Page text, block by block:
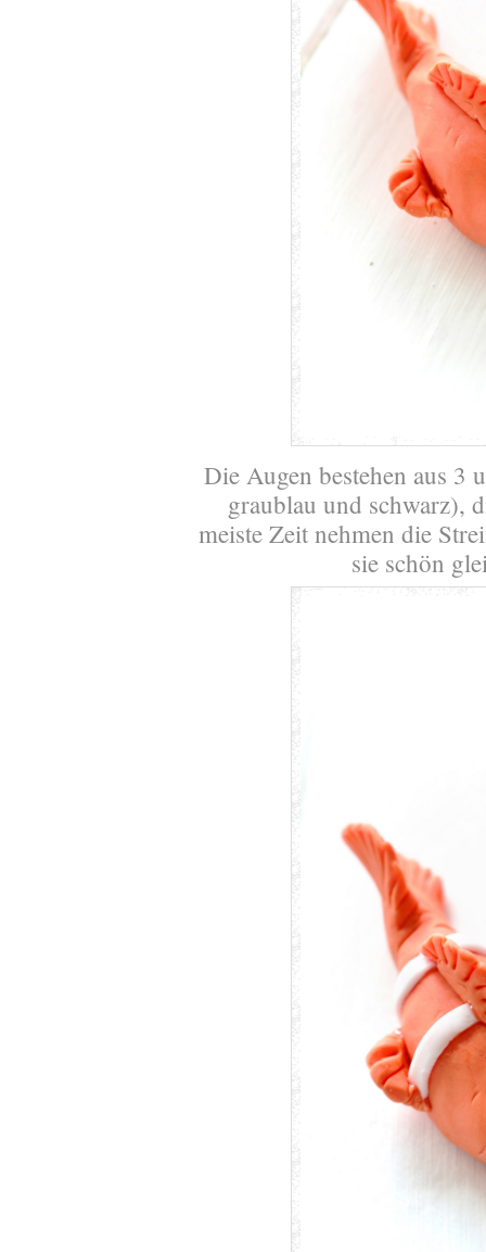
Die Augen bestehen aus 3
graublau und schwarz),
meiste Zeit nehmen die
sie schön